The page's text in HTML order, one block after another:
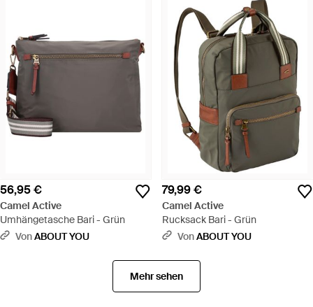
56,95 €
Camel Active
Umhängetasche Bari - Grün
VonABOUT YOU
79,99 €
Camel Active
Rucksack Bari - Grün
VonABOUT YOU
Mehr sehen